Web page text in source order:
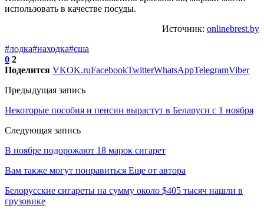
использовать в качестве посуды.
Источник: onlinebrest.by
#лодка#находка#сша
0 2
Поделится VKOK.ruFacebookTwitterWhatsAppTelegramViber
Предыдущая запись
Некоторые пособия и пенсии вырастут в Беларуси с 1 ноября
Следующая запись
В ноябре подорожают 18 марок сигарет
Вам также могут понравиться Еще от автора
Белорусские сигареты на сумму около $405 тысяч нашли в
грузовике